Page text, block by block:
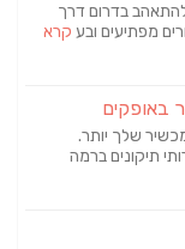
להתאהב בדרום דרך
מפתיעים ובע קרא
באופקים
שלך יותר.
תיקונים ברמה